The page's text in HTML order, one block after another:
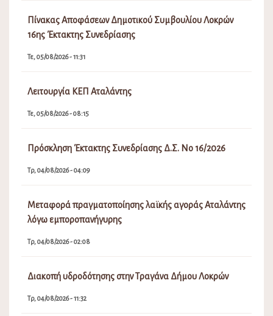
Πίνακας Αποφάσεων Δημοτικού Συμβουλίου Λοκρών
16ης Έκτακτης Συνεδρίασης
Τε, 05/08/2026 - 11:31
Λειτουργία ΚΕΠ Αταλάντης
Τε, 05/08/2026 - 08:15
Πρόσκληση Έκτακτης Συνεδρίασης Δ.Σ. Νο 16/2026
Τρ, 04/08/2026 - 04:09
Μεταφορά πραγματοποίησης λαϊκής αγοράς Αταλάντης
λόγω εμποροπανήγυρης
Τρ, 04/08/2026 - 02:08
Διακοπή υδροδότησης στην Τραγάνα Δήμου Λοκρών
Τρ, 04/08/2026 - 11:32